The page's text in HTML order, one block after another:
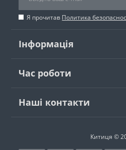
Я прочитав Политика
Інформація
Час роботи
Наші контакти
Китиця ©